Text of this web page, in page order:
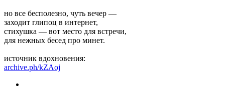
но все бесполезно, чуть вечер —
заходит глипоц в интернет,
стихушка — вот место для встречи,
для нежных бесед про минет.
источник вдохновения:
archive.ph/kZAoj